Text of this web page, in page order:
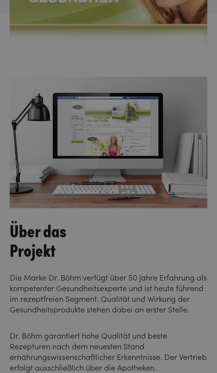
Über das
Projekt
Die Marke Dr. Böhm verfügt über 50 Jahre Erfahrung als
kompetenter Gesundheitsexperte und ist heute führend
im rezeptfreien Segment. Qualität und Wirkung der
Gesundheitsprodukte stehen dabei an erster Stelle.
Dr. Böhm garantiert hohe Qualität und beste
Rezepturen nach dem neuesten Stand
ernährungswissenschaftlicher Erkenntnisse. Der Vertrieb
erfolgt ausschließlich über die Apotheken.